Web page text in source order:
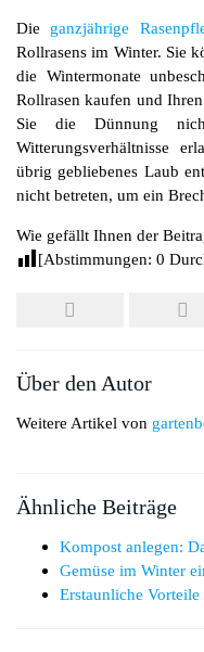
Die ganzjährige
Rollrasens im Winter. Sie
die Wintermonate
Rollrasen kaufen und
Sie die Dünnung
Witterungsverhältnisse
übrig gebliebenes Laub
nicht betreten, um ein
Wie gefällt Ihnen der
[Abstimmungen: 0
Über den Autor
Weitere Artikel von
Ähnliche Beiträge
Kompost anlegen:
Gemüse im Winter
Erstaunliche Vorteile